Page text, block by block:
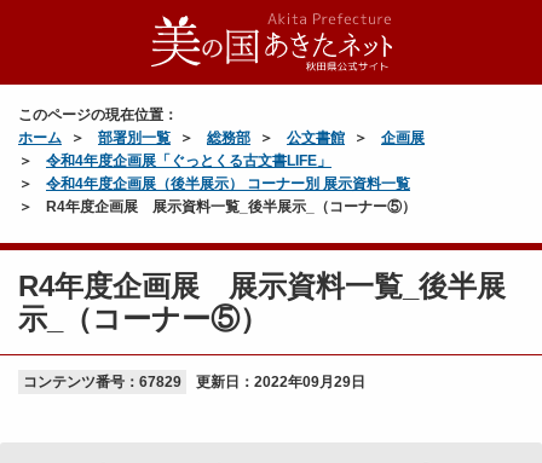
このページの現在位置：
ホーム
部署別一覧 総務部 公文書館
企画展
令和4年度企画展「ぐっとくる古文書LIFE」
令和4年度企画展（後半展示） コーナー別 展示資料一覧
R4年度企画展 展示資料一覧_後半展示_（コーナー⑤）
R4年度企画展 展示資料一覧_後半展
示_（コーナー⑤）
コンテンツ番号：67829 更新日： 2022年09月29日